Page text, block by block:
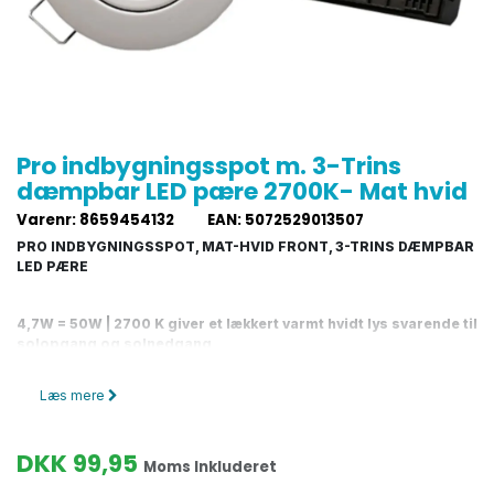
Pro indbygningsspot m. 3-Trins
dæmpbar LED pære 2700K- Mat hvid
Varenr: 8659454132 EAN: 5072529013507
PRO INDBYGNINGSSPOT, MAT-HVID FRONT, 3-TRINS DÆMPBAR
LED PÆRE
4,7W = 50W | 2700 K giver et lækkert varmt hvidt lys svarende til
solopgang og solnedgang
uden brug af lysdæmper.
lysstyrken mellem 100%, 50% og 10%.
Læs mere
DKK99,95 Moms Inkluderet